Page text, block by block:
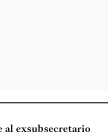
al exsubsecretario